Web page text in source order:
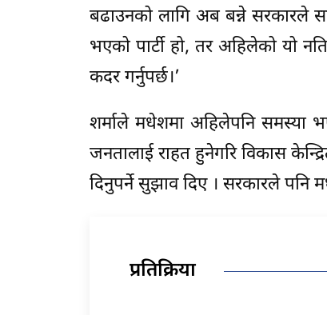
बढाउनको लागि अब बन्ने सरकारले
भएको पार्टी हो, तर अहिलेको यो
कदर गर्नुपर्छ।’
शर्माले मधेशमा अहिलेपनि समस्या
जनतालाई राहत हुनेगरि विकास
दिनुपर्ने सुझाव दिए । सरकारले पनि
प्रतिक्रिया